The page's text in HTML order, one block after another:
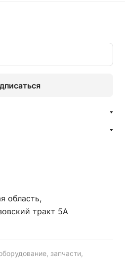
область,
тракт 5А
запчасти,